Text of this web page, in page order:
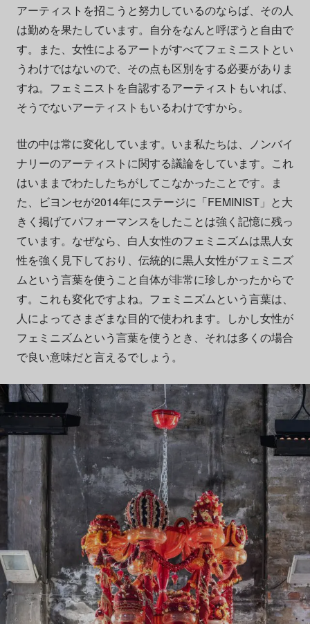
アーティストを招こうと努力しているのならば、その人
は勤めを果たしています。自分をなんと呼ぼうと自由で
す。また、女性によるアートがすべてフェミニストとい
うわけではないので、その点も区別をする必要がありま
すね。フェミニストを自認するアーティストもいれば、
そうでないアーティストもいるわけですから。
世の中は常に変化しています。いま私たちは、ノンバイ
ナリーのアーティストに関する議論をしています。これ
はいままでわたしたちがしてこなかったことです。ま
た、ビヨンセが2014年にステージに「FEMINIST」と大
きく掲げてパフォーマンスをしたことは強く記憶に残っ
ています。なぜなら、白人女性のフェミニズムは黒人女
性を強く見下しており、伝統的に黒人女性がフェミニズ
ムという言葉を使うこと自体が非常に珍しかったからで
す。これも変化ですよね。フェミニズムという言葉は、
人によってさまざまな目的で使われます。しかし女性が
フェミニズムという言葉を使うとき、それは多くの場合
で良い意味だと言えるでしょう。